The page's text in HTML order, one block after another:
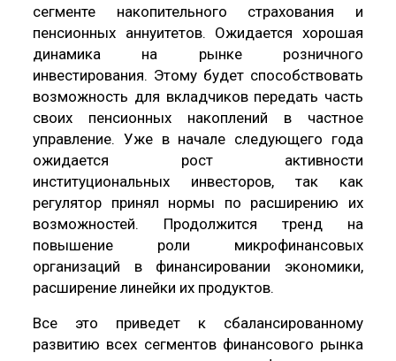
сегменте накопительного страхования и
пенсионных аннуитетов. Ожидается хорошая
динамика на рынке розничного
инвестирования. Этому будет способствовать
возможность для вкладчиков передать часть
своих пенсионных накоплений в частное
управление. Уже в начале следующего года
ожидается рост активности
институциональных инвесторов, так как
регулятор принял нормы по расширению их
возможностей. Продолжится тренд на
повышение роли микрофинансовых
организаций в финансировании экономики,
расширение линейки их продуктов.
Все это приведет к сбалансированному
развитию всех сегментов финансового рынка